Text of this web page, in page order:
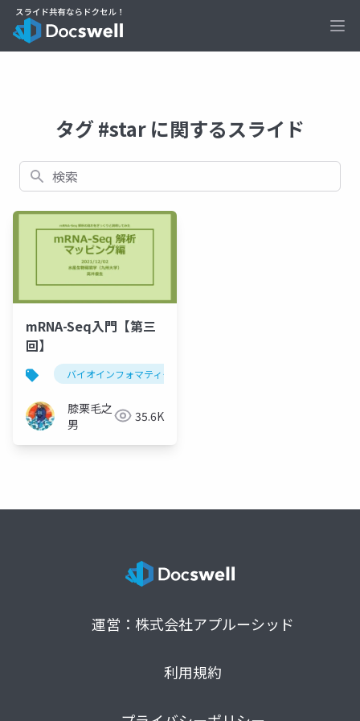
タグ #star に関するスライド
検索
mRNA-Seq入門【第三
回】
バイオインフォマティクス
膝栗毛之
男
35.6K
運営：株式会社アプルーシッド
利用規約